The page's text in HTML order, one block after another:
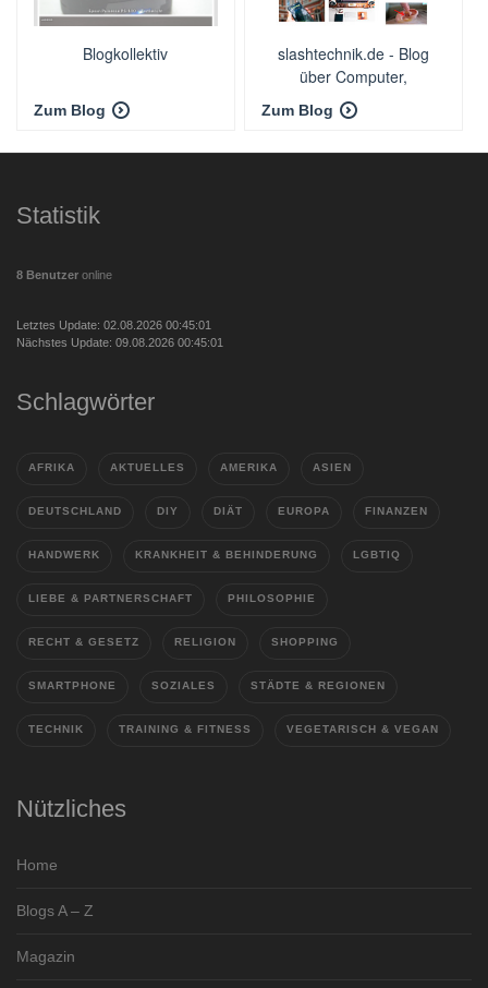
Blogkollektiv
Zum Blog
slashtechnik.de - Blog
über Computer,
Smartphones, Technik
und Haushalt.
Zum Blog
Statistik
8 Benutzer online
Letztes Update: 02.08.2026 00:45:01
Nächstes Update: 09.08.2026 00:45:01
Schlagwörter
AFRIKA AKTUELLES AMERIKA ASIEN
DEUTSCHLAND DIY DIÄT EUROPA FINANZEN
HANDWERK KRANKHEIT & BEHINDERUNG LGBTIQ
LIEBE & PARTNERSCHAFT PHILOSOPHIE
RECHT & GESETZ RELIGION SHOPPING
SMARTPHONE SOZIALES STÄDTE & REGIONEN
TECHNIK TRAINING & FITNESS VEGETARISCH & VEGAN
Nützliches
Home
Blogs A – Z
Magazin